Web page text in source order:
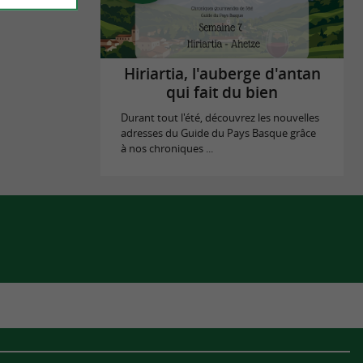
Hiriartia, l'auberge d'antan
qui fait du bien
Durant tout l'été, découvrez les nouvelles
adresses du Guide du Pays Basque grâce
à nos chroniques ...